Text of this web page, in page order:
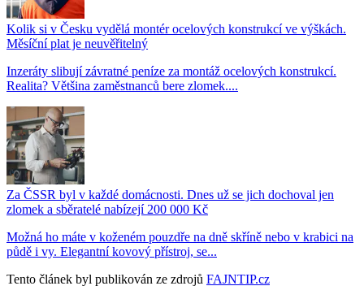
Kolik si v Česku vydělá montér ocelových konstrukcí ve výškách.
Měsíční plat je neuvěřitelný
Inzeráty slibují závratné peníze za montáž ocelových konstrukcí.
Realita? Většina zaměstnanců bere zlomek....
Za ČSSR byl v každé domácnosti. Dnes už se jich dochoval jen
zlomek a sběratelé nabízejí 200 000 Kč
Možná ho máte v koženém pouzdře na dně skříně nebo v krabici na
půdě i vy. Elegantní kovový přístroj, se...
Tento článek byl publikován ze zdrojů FAJNTIP.cz